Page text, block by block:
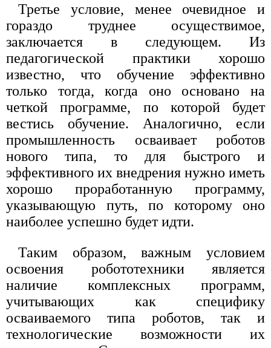
Третье условие, менее очевидное и
гораздо труднее осуществимое,
заключается в следующем. Из
педагогической практики хорошо
известно, что обучение эффективно
только тогда, когда оно основано на
четкой программе, по которой будет
вестись обучение. Аналогично, если
промышленность осваивает роботов
нового типа, то для быстрого и
эффективного их внедрения нужно иметь
хорошо проработанную программу,
указывающую путь, по которому оно
наиболее успешно будет идти.
Таким образом, важным условием
освоения робототехники является
наличие комплексных программ,
учитывающих как специфику
осваиваемого типа роботов, так и
технологические возможности их